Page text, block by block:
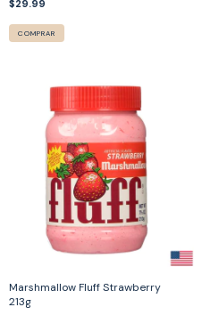
$29.99
COMPRAR
Marshmallow Fluff Strawberry
213g